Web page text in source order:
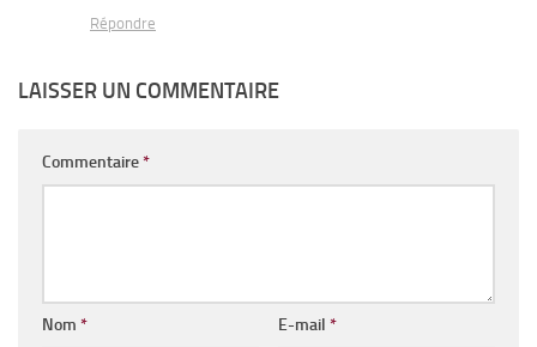
Répondre
LAISSER UN COMMENTAIRE
Commentaire*
Nom * E-mail *